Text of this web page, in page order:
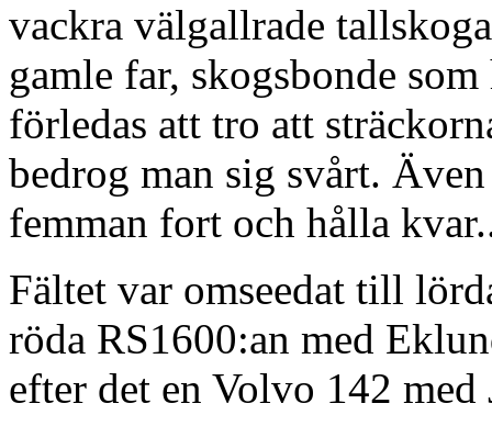
vackra välgallrade
gamle far, skogsbonde
förledas att tro att
bedrog man sig svårt.
femman fort och hålla
Fältet var omseedat till
röda RS1600:an med
efter det en Volvo 142